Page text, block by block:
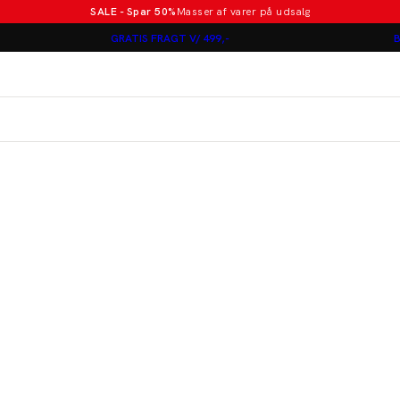
SALE - Spar 50%Masser af varer på udsalg
GRATIS FRAGT V/ 499,-Poloer i nye farver
Jakkesæt fra 1499 kr.
Lindbergh